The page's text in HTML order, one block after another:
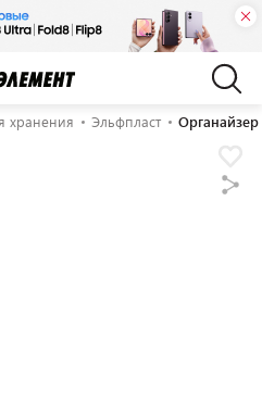
хранения Эльфпласт